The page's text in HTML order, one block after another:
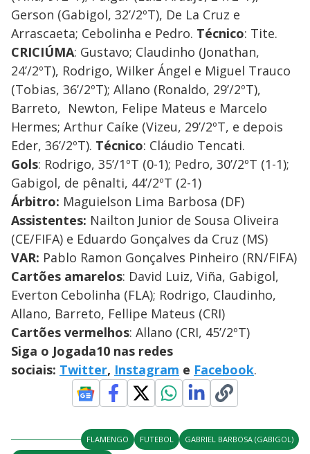
Gerson (Gabigol, 32’/2ºT), De La Cruz e
Arrascaeta; Cebolinha e Pedro. Técnico: Tite.
CRICIÚMA: Gustavo; Claudinho (Jonathan,
24’/2ºT), Rodrigo, Wilker Ángel e Miguel Trauco
(Tobias, 36’/2ºT); Allano (Ronaldo, 29’/2ºT),
Barreto, Newton, Felipe Mateus e Marcelo
Hermes; Arthur Caíke (Vizeu, 29’/2ºT, e depois
Eder, 36’/2ºT). Técnico: Cláudio Tencati.
Gols: Rodrigo, 35’/1ºT (0-1); Pedro, 30’/2ºT (1-1);
Gabigol, de pênalti, 44’/2ºT (2-1)
Árbitro: Maguielson Lima Barbosa (DF)
Assistentes: Nailton Junior de Sousa Oliveira
(CE/FIFA) e Eduardo Gonçalves da Cruz (MS)
VAR: Pablo Ramon Gonçalves Pinheiro (RN/FIFA)
Cartões amarelos: David Luiz, Viña, Gabigol,
Everton Cebolinha (FLA); Rodrigo, Claudinho,
Allano, Barreto, Fellipe Mateus (CRI)
Cartões vermelhos: Allano (CRI, 45’/2ºT)
Siga o Jogada10 nas redes
sociais: Twitter, Instagram e Facebook.
FLAMENGO FUTEBOL
GABRIEL BARBOSA (GABIGOL)